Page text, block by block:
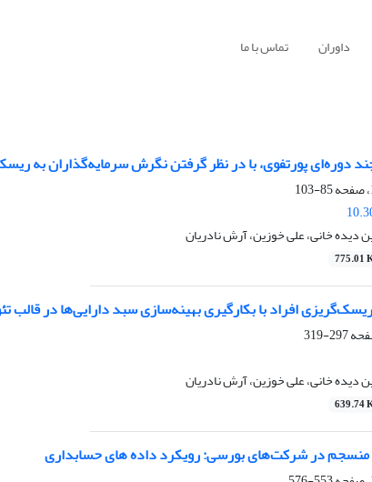
داوران تماس با ما
دوره‌ای پورتفوی، با در نظر گرفتن نگرش سرمایه‌گذاران به
85-103
دیده خانی، علی خوزین، آرش نادریان
775.01
افراد با بکارگیری بهینه‌سازی سبد دارایی‌ها در قالب
297-319
دیده خانی، علی خوزین، آرش نادریان
639.74
در شرکت‌های بورسی: رویکرد داده های حسابداری